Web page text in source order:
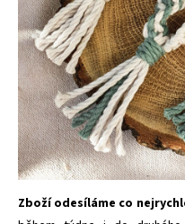
Zboží odesíláme co